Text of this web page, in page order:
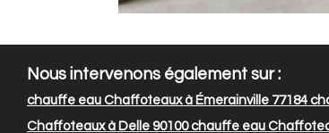
Nous intervenons également sur :
chauffe eau Chaffoteaux à Émerainville 77184
Chaffoteaux à Delle 90100chauffe eau